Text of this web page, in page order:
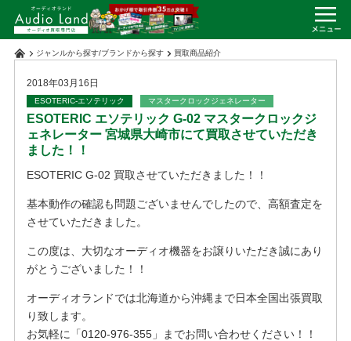
ジャンルから探す/ブランドから探す 買取商品紹介
2018年03月16日
ESOTERIC-エソテリック マスタークロックジェネレーター
ESOTERIC エソテリック G-02 マスタークロックジ
ェネレーター 宮城県大崎市にて買取させていただき
ました！！
ESOTERIC G-02 買取させていただきました！！
基本動作の確認も問題ございませんでしたので、高額査定を
させていただきました。
この度は、大切なオーディオ機器をお譲りいただき誠にあり
がとうございました！！
オーディオランドでは北海道から沖縄まで日本全国出張買取
り致します。
お気軽に「0120-976-355」までお問い合わせください！！